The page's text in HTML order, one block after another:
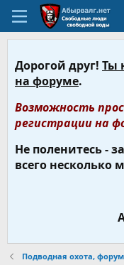
Дорогой друг! Ты
на форуме.
Возможность
регистрации на
Не поленитесь -
всего несколько
Подводная охота,